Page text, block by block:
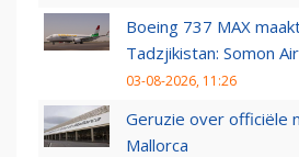
Boeing 737 MAX
Tadzjikistan: Somon
03-08-2026, 11:26
Geruzie over officiële
Mallorca